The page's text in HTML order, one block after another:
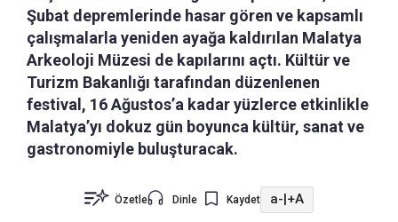
Şubat depremlerinde hasar gören ve kapsamlı
çalışmalarla yeniden ayağa kaldırılan Malatya
Arkeoloji Müzesi de kapılarını açtı. Kültür ve
Turizm Bakanlığı tarafından düzenlenen
festival, 16 Ağustos’a kadar yüzlerce etkinlikle
Malatya’yı dokuz gün boyunca kültür, sanat ve
gastronomiyle buluşturacak.
Özetle Dinle Kaydet a-|+A